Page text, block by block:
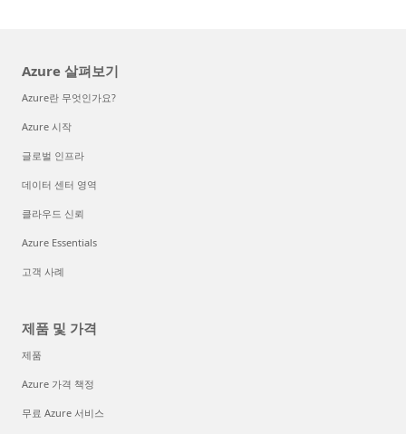
Azure 살펴보기
Azure란 무엇인가요?
Azure 시작
글로벌 인프라
데이터 센터 영역
클라우드 신뢰
Azure Essentials
고객 사례
제품 및 가격
제품
Azure 가격 책정
무료 Azure 서비스